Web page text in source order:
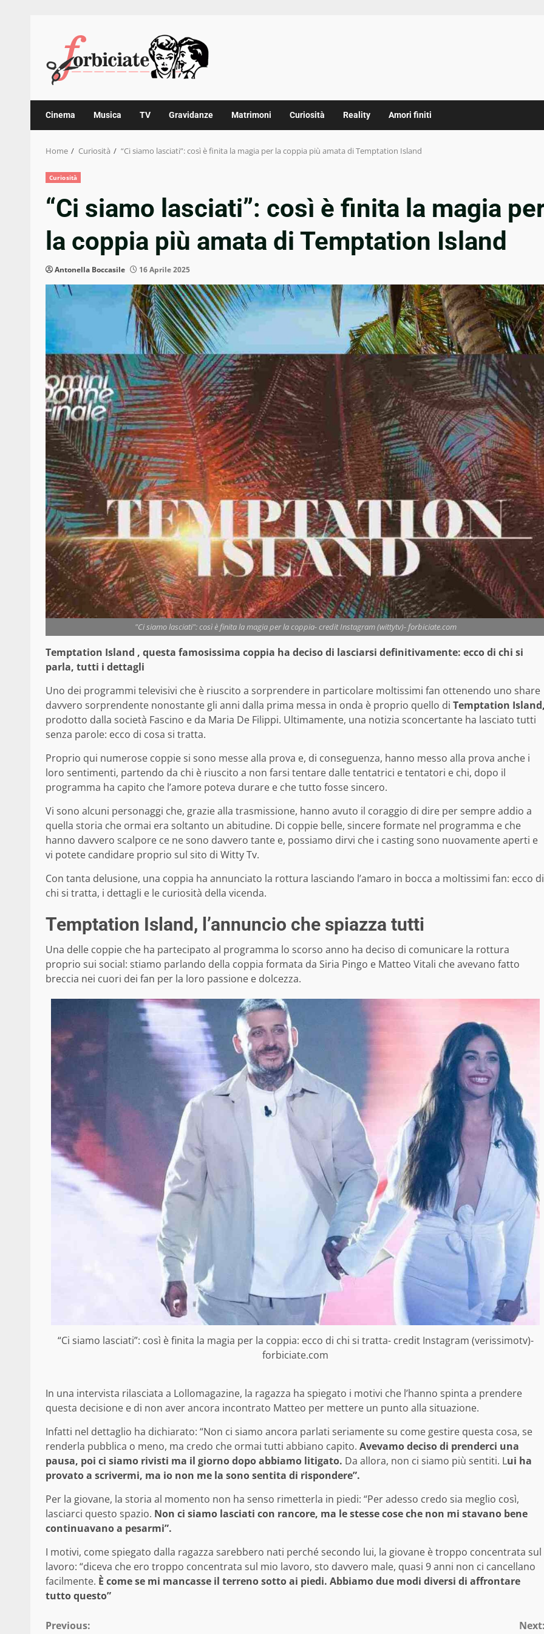
content
Cinema Musica TV Gravidanze Matrimoni Curiosità Reality Amori finiti
Home Curiosità “Ci siamo lasciati”: così è finita la magia per la coppia più amata di Temptation Island
Curiosità
“Ci siamo lasciati”: così è finita la magia
la coppia più amata di Temptation Island
Antonella Boccasile 16 Aprile 2025
"Ci siamo lasciati": così è finita la magia per la coppia- credit Instagram (wittytv)- forbiciate.com
Temptation Island , questa famosissima coppia ha deciso di lasciarsi definitivamente: ecco di chi si
parla, tutti i dettagli
Uno dei programmi televisivi che è riuscito a sorprendere in particolare moltissimi fan ottenendo uno share
davvero sorprendente nonostante gli anni dalla prima messa in onda è proprio quello di Temptation
prodotto dalla società Fascino e da Maria De Filippi. Ultimamente, una notizia sconcertante ha lasciato tutti
senza parole: ecco di cosa si tratta.
Proprio qui numerose coppie si sono messe alla prova e, di conseguenza, hanno messo alla prova anche i
loro sentimenti, partendo da chi è riuscito a non farsi tentare dalle tentatrici e tentatori e chi, dopo il
programma ha capito che l’amore poteva durare e che tutto fosse sincero.
Vi sono alcuni personaggi che, grazie alla trasmissione, hanno avuto il coraggio di dire per sempre addio a
quella storia che ormai era soltanto un abitudine. Di coppie belle, sincere formate nel programma e che
hanno davvero scalpore ce ne sono davvero tante e, possiamo dirvi che i casting sono nuovamente aperti e
vi potete candidare proprio sul sito di Witty Tv.
Con tanta delusione, una coppia ha annunciato la rottura lasciando l’amaro in bocca a moltissimi fan: ecco di
chi si tratta, i dettagli e le curiosità della vicenda.
Temptation Island, l’annuncio che spiazza tutti
Una delle coppie che ha partecipato al programma lo scorso anno ha deciso di comunicare la rottura
proprio sui social: stiamo parlando della coppia formata da Siria Pingo e Matteo Vitali che avevano fatto
breccia nei cuori dei fan per la loro passione e dolcezza.
“Ci siamo lasciati”: così è finita la magia per la coppia: ecco di chi si tratta- credit Instagram (verissimotv)-
forbiciate.com
In una intervista rilasciata a Lollomagazine, la ragazza ha spiegato i motivi che l’hanno spinta a prendere
questa decisione e di non aver ancora incontrato Matteo per mettere un punto alla situazione.
Infatti nel dettaglio ha dichiarato: “Non ci siamo ancora parlati seriamente su come gestire questa cosa, se
renderla pubblica o meno, ma credo che ormai tutti abbiano capito. Avevamo deciso di prenderci una
pausa, poi ci siamo rivisti ma il giorno dopo abbiamo litigato. Da allora, non ci siamo più sentiti. Lui ha
provato a scrivermi, ma io non me la sono sentita di rispondere”.
Per la giovane, la storia al momento non ha senso rimetterla in piedi: “Per adesso credo sia meglio così,
lasciarci questo spazio. Non ci siamo lasciati con rancore, ma le stesse cose che non mi stavano bene
continuavano a pesarmi”.
I motivi, come spiegato dalla ragazza sarebbero nati perché secondo lui, la giovane è troppo concentrata sul
lavoro: “diceva che ero troppo concentrata sul mio lavoro, sto davvero male, quasi 9 anni non ci cancellano
facilmente. È come se mi mancasse il terreno sotto ai piedi. Abbiamo due modi diversi di affrontare
tutto questo”
Continue
Previous: